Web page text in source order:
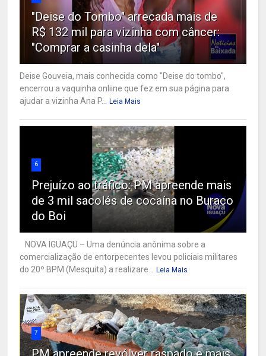
"Deise do Tombo" arrecada mais de
R$ 132 mil para vizinha com câncer:
"Comprar a casinha dela"
Deise Gouveia, mais conhecida como "Deise do tombo",
encerrou a vaquinha onliine que fez em sua página para
ajudar a vizinha Ana P... Leia Mais
6
Prejuízo ao tráfico: PM apreende mais
de 3 mil sacolés de cocaína no Buraco
do Boi
NOVA IGUAÇU – Uma denúncia anônima sobre a
comercialização de entorpecentes levou policiais militares
do 20º BPM (Mesquita) a realizare... Leia Mais
7